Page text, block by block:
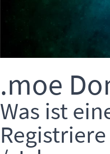
.moe
Was ist